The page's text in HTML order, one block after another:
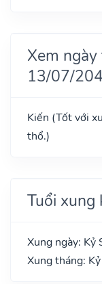
Xem
13/07/
Kiến (Tốt với
thổ.)
Tuổi
Xung ngày: Kỷ
Xung tháng: